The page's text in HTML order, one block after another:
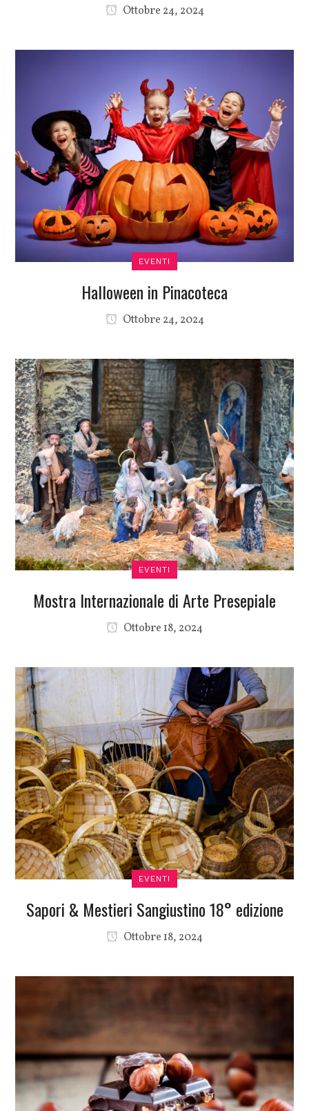
Ottobre 24, 2024
EVENTI
Halloween in Pinacoteca
Ottobre 24, 2024
EVENTI
Mostra Internazionale di Arte Presepiale
Ottobre 18, 2024
EVENTI
Sapori & Mestieri Sangiustino 18° edizione
Ottobre 18, 2024